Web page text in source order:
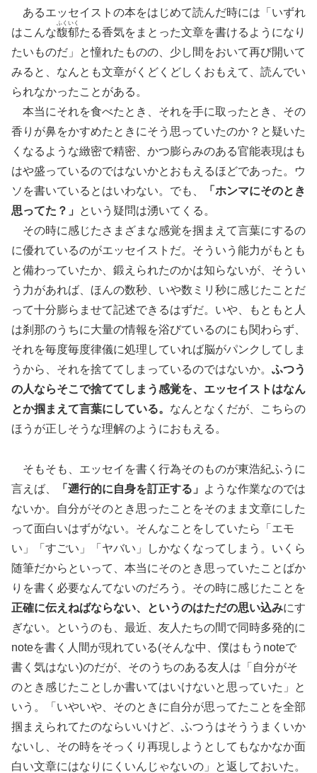
あるエッセイストの本をはじめて読んだ時には「いずれ
はこんな馥郁
ふくいく
たる香気をまとった文章を書けるようになり
たいものだ」と憧れたものの、少し間をおいて再び開いて
みると、なんとも文章がくどくどしくおもえて、読んでい
られなかったことがある。
本当にそれを食べたとき、それを手に取ったとき、その
香りが鼻をかすめたときにそう思っていたのか？と疑いた
くなるような緻密で精密、かつ膨らみのある官能表現はも
はや盛っているのではないかとおもえるほどであった。ウ
ソを書いているとはいわない。でも、
「ホンマにそのとき
思ってた？」
という疑問は湧いてくる。
その時に感じたさまざまな感覚を掴まえて言葉にするの
に優れているのがエッセイストだ。そういう能力がもとも
と備わっていたか、鍛えられたのかは知らないが、そうい
う力があれば、ほんの数秒、いや数ミリ秒に感じたことだ
って十分膨らませて記述できるはずだ。いや、もともと人
は刹那のうちに大量の情報を浴びているのにも関わらず、
それを毎度毎度律儀に処理していれば脳がパンクしてしま
うから、それを捨ててしまっているのではないか。 ふつう
の人ならそこで捨ててしまう感覚を、エッセイストはなん
とか掴まえて言葉にしている。 なんとなくだが、こちらの
ほうが正しそうな理解のようにおもえる。
そもそも、エッセイを書く行為そのものが東浩紀ふうに
言えば、
「遡行的に自身を訂正する」
ような作業なのでは
ないか。自分がそのとき思ったことをそのまま文章にした
って面白いはずがない。そんなことをしていたら「エモ
い」「すごい」「ヤバい」しかなくなってしまう。いくら
随筆だからといって、本当にそのとき思っていたことばか
りを書く必要なんてないのだろう。その時に感じたことを
正確に伝えねばならない、というのはただの思い込みにす
ぎない。というのも、最近、友人たちの間で同時多発的に
noteを書く人間が現れている(そんな中、僕はもうnoteで
書く気はない)のだが、そのうちのある友人は「自分がそ
のとき感じたことしか書いてはいけないと思っていた」と
いう。「いやいや、そのときに自分が思ってたことを全部
掴まえられてたのならいいけど、ふつうはそううまくいか
ないし、その時をそっくり再現しようとしてもなかなか面
白い文章にはなりにくいんじゃないの」と返しておいた。